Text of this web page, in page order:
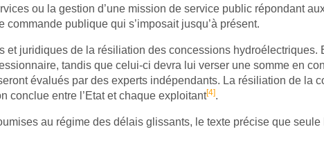
ou la gestion d’une mission de service public répondant
publique qui s’imposait jusqu’à présent.
juridiques de la résiliation des concessions hydroélectriques.
tandis que celui-ci devra lui verser une somme en
évalués par des experts indépendants. La résiliation de la
conclue entre l’Etat et chaque exploitant[4].
au régime des délais glissants, le texte précise que